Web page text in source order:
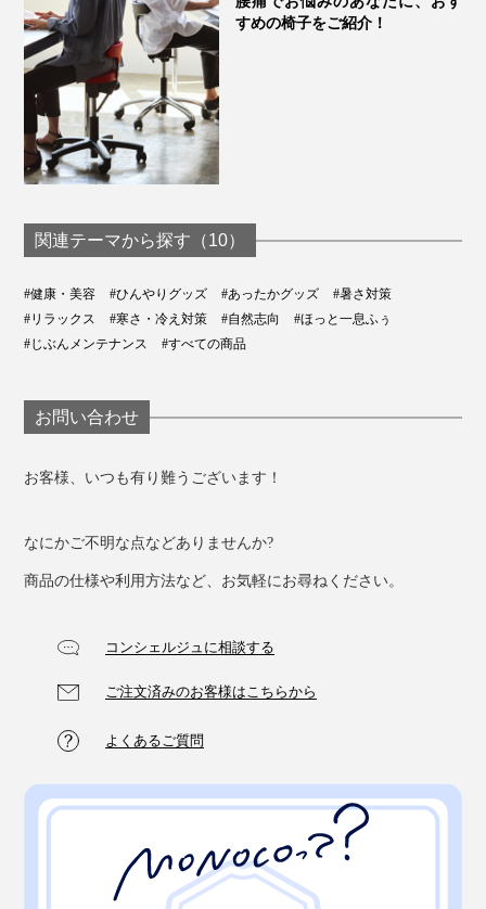
真夏の暑さ対策に、手のひらや脇の下に「チェリースト
ーンピロー」を当てるクールダウンはとくにおすすめで
す。
冷たすぎない自然なヒンヤリ感、絶妙な重み、ゴロゴロ
とした粒の心地いい刺激がいいリフレッシュに。
さりげなくさくらんぼの刺繍が施されているカバー生地
は、オーガニックコットン素材。
オーガニック・テキスタイルの 世界基準である「GOTS
さしいコットンです。
すめの椅子をご紹介！
関連テーマから探す（10）
#健康・美容 #ひんやりグッズ #あったかグッズ
#暑さ対策
#リラックス
#寒さ・冷え対策 #自然志向
#ほっと一息ふぅ
#じぶんメンテナンス
#すべての商品
お問い合わせ
お客様、いつも有り難うございます！
なにかご不明な点などありませんか?
商品の仕様や利用方法など、お気軽にお尋ねください。
コンシェルジュに相談する
ご注文済みのお客様はこちらから
よくあるご質問